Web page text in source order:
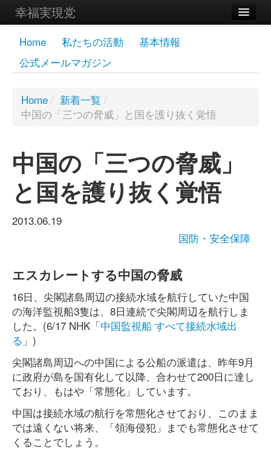
幸福実現党
メンバーズページ
党員
お問い合わせ
Home 私たちの活動
基本情報
公式メールマガジン
Home / 新着一覧 /
中国の「三つの脅威」と国を護り抜く覚悟
中国の「三つの脅威」
と国を護り抜く覚悟
2013.06.19
国防・安全保障
エスカレートする中国の脅威
16日、尖閣諸島周辺の接続水域を航行していた中国
の海洋監視船3隻は、8日連続で尖閣周辺を航行しま
した。(6/17 NHK「中国監視船 すべて接続水域出
る 」)
尖閣諸島周辺への中国による公船の派遣は、昨年9月
に政府が島を国有化して以降、合わせて200日に達し
ており、もはや「常態化」しています。
中国は接続水域の航行を常態化させており、このまま
では遠くない将来、「領海侵犯」までも常態化させて
くることでしょう。